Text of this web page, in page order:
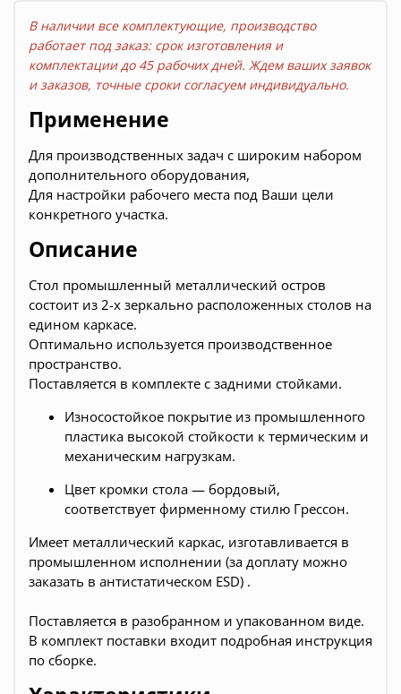
В наличии все комплектующие, производство
работает под заказ: срок изготовления и
комплектации до 45 рабочих дней. Ждем ваших заявок
и заказов, точные сроки согласуем индивидуально.
Применение
Для производственных задач с широким набором
дополнительного оборудования,
Для настройки рабочего места под Ваши цели
конкретного участка.
Описание
Стол промышленный металлический остров
состоит из 2-х зеркально расположенных столов на
едином каркасе.
Оптимально используется производственное
пространство.
Поставляется в комплекте с задними стойками.
Износостойкое покрытие из промышленного
пластика высокой стойкости к термическим и
механическим нагрузкам.
Цвет кромки стола — бордовый,
соответствует фирменному стилю Грессон.
Имеет металлический каркас, изготавливается в
промышленном исполнении (за доплату можно
заказать в антистатическом ESD) .
Поставляется в разобранном и упакованном виде.
В комплект поставки входит подробная инструкция
по сборке.